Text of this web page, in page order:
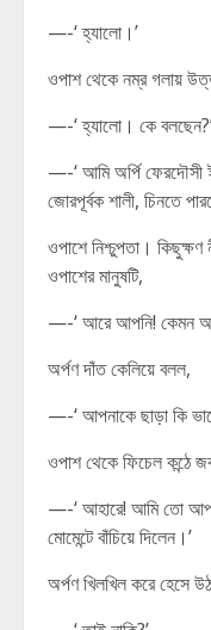
—-‘ হ্যালো।’
ওপাশ থেকে নম্র গলায়
—-‘ হ্যালো। কে
—-‘ আমি অর্পি ফেরদৌসী
জোরপূর্বক শালী, চিনতে
ওপাশে নিশ্চুপতা। কিছুক্ষণ
ওপাশের মানুষটি,
—-‘ আরে আপনি! কেমন
অর্পণ দাঁত কেলিয়ে বলল,
—-‘ আপনাকে ছাড়া কি
ওপাশ থেকে ফিচেল কন্ঠে
—-‘ আহারে! আমি তো
মোমেন্টে বাঁচিয়ে দিলেন।’
অর্পণ খিলখিল করে হেসে